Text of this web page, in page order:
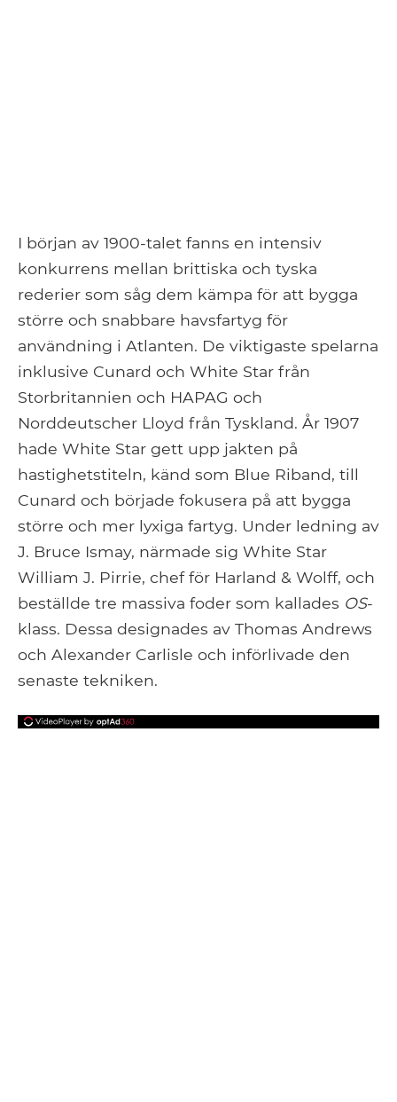
I början av 1900-talet fanns en intensiv
konkurrens mellan brittiska och tyska
rederier som såg dem kämpa för att bygga
större och snabbare havsfartyg för
användning i Atlanten. De viktigaste spelarna
inklusive Cunard och White Star från
Storbritannien och HAPAG och
Norddeutscher Lloyd från Tyskland. År 1907
hade White Star gett upp jakten på
hastighetstiteln, känd som Blue Riband, till
Cunard och började fokusera på att bygga
större och mer lyxiga fartyg. Under ledning av
J. Bruce Ismay, närmade sig White Star
William J. Pirrie, chef för Harland & Wolff, och
beställde tre massiva foder som kallades OS-
klass. Dessa designades av Thomas Andrews
och Alexander Carlisle och införlivade den
senaste tekniken.